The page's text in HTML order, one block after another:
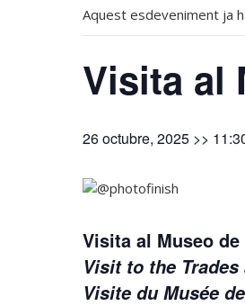
Aquest esdeveniment ja
Visita al
26 octubre, 2025 >>
Visita al Museo
Visit to the
Visite du Musée